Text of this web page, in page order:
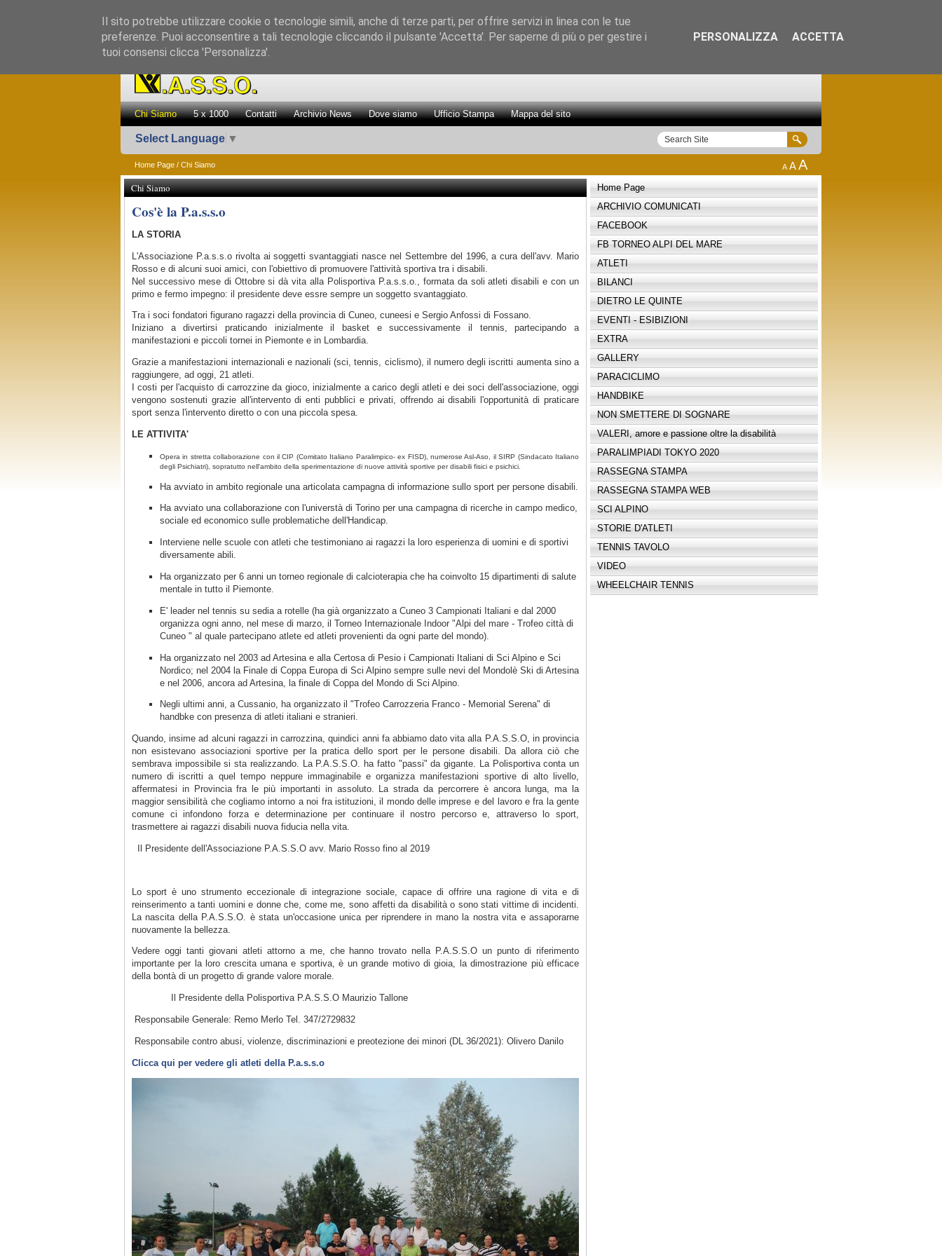
Chi Siamo 5 x 1000 Contatti Archivio News Dove siamo Ufficio Stampa Mappa del sito
Select Language ▼
Home Page / Chi Siamo A A A
Chi Siamo
Cos'è la P.a.s.s.o
LA STORIA
L'Associazione P.a.s.s.o rivolta ai soggetti svantaggiati nasce nel Settembre del 1996, a cura dell'avv. Mario
Rosso e di alcuni suoi amici, con l'obiettivo di promuovere l'attività sportiva tra i disabili.
Nel successivo mese di Ottobre si dà vita alla Polisportiva P.a.s.s.o., formata da soli atleti disabili e con un
primo e fermo impegno: il presidente deve essre sempre un soggetto svantaggiato.
Tra i soci fondatori figurano ragazzi della provincia di Cuneo, cuneesi e Sergio Anfossi di Fossano.
Iniziano a divertirsi praticando inizialmente il basket e successivamente il tennis, partecipando a
manifestazioni e piccoli tornei in Piemonte e in Lombardia.
Grazie a manifestazioni internazionali e nazionali (sci, tennis, ciclismo), il numero degli iscritti aumenta sino a
raggiungere, ad oggi, 21 atleti.
I costi per l'acquisto di carrozzine da gioco, inizialmente a carico degli atleti e dei soci dell'associazione, oggi
vengono sostenuti grazie all'intervento di enti pubblici e privati, offrendo ai disabili l'opportunità di praticare
sport senza l'intervento diretto o con una piccola spesa.
LE ATTIVITA'
Opera in stretta collaborazione con il CIP (Comitato Italiano Paralimpico- ex FISD), numerose Asl-Aso, il SIRP (Sindacato Italiano
degli Psichiatri), sopratutto nell'ambito della sperimentazione di nuove attività sportive per disabili fisici e psichici.
Ha avviato in ambito regionale una articolata campagna di informazione sullo sport per persone disabili.
Ha avviato una collaborazione con l'universtà di Torino per una campagna di ricerche in campo medico,
sociale ed economico sulle problematiche dell'Handicap.
Interviene nelle scuole con atleti che testimoniano ai ragazzi la loro esperienza di uomini e di sportivi
diversamente abili.
Ha organizzato per 6 anni un torneo regionale di calcioterapia che ha coinvolto 15 dipartimenti di salute
mentale in tutto il Piemonte.
E' leader nel tennis su sedia a rotelle (ha già organizzato a Cuneo 3 Campionati Italiani e dal 2000
organizza ogni anno, nel mese di marzo, il Torneo Internazionale Indoor "Alpi del mare - Trofeo città di
Cuneo " al quale partecipano atlete ed atleti provenienti da ogni parte del mondo).
Ha organizzato nel 2003 ad Artesina e alla Certosa di Pesio i Campionati Italiani di Sci Alpino e Sci
Nordico; nel 2004 la Finale di Coppa Europa di Sci Alpino sempre sulle nevi del Mondolè Ski di Artesina
e nel 2006, ancora ad Artesina, la finale di Coppa del Mondo di Sci Alpino.
Negli ultimi anni, a Cussanio, ha organizzato il "Trofeo Carrozzeria Franco - Memorial Serena" di
handbke con presenza di atleti italiani e stranieri.
Quando, insime ad alcuni ragazzi in carrozzina, quindici anni fa abbiamo dato vita alla P.A.S.S.O, in provincia
non esistevano associazioni sportive per la pratica dello sport per le persone disabili. Da allora ciò che
sembrava impossibile si sta realizzando. La P.A.S.S.O. ha fatto "passi" da gigante. La Polisportiva conta un
numero di iscritti a quel tempo neppure immaginabile e organizza manifestazioni sportive di alto livello,
affermatesi in Provincia fra le più importanti in assoluto. La strada da percorrere è ancora lunga, ma la
maggior sensibilità che cogliamo intorno a noi fra istituzioni, il mondo delle imprese e del lavoro e fra la gente
comune ci infondono forza e determinazione per continuare il nostro percorso e, attraverso lo sport,
trasmettere ai ragazzi disabili nuova fiducia nella vita.
Il Presidente dell'Associazione P.A.S.S.O avv. Mario Rosso fino al 2019
Lo sport è uno strumento eccezionale di integrazione sociale, capace di offrire una ragione di vita e di
reinserimento a tanti uomini e donne che, come me, sono affetti da disabilità o sono stati vittime di incidenti.
La nascita della P.A.S.S.O. è stata un'occasione unica per riprendere in mano la nostra vita e assaporarne
nuovamente la bellezza.
Vedere oggi tanti giovani atleti attorno a me, che hanno trovato nella P.A.S.S.O un punto di riferimento
importante per la loro crescita umana e sportiva, è un grande motivo di gioia, la dimostrazione più efficace
della bontà di un progetto di grande valore morale.
Il Presidente della Polisportiva P.A.S.S.O Maurizio Tallone
Responsabile Generale: Remo Merlo Tel. 347/2729832
Responsabile contro abusi, violenze, discriminazioni e preotezione dei minori (DL 36/2021): Olivero Danilo
Clicca qui per vedere gli atleti della P.a.s.s.o
Home Page
ARCHIVIO COMUNICATI
FACEBOOK
FB TORNEO ALPI DEL MARE
ATLETI
BILANCI
DIETRO LE QUINTE
EVENTI - ESIBIZIONI
EXTRA
GALLERY
PARACICLIMO
HANDBIKE
NON SMETTERE DI SOGNARE
VALERI, amore e passione oltre la disabilità
PARALIMPIADI TOKYO 2020
RASSEGNA STAMPA
RASSEGNA STAMPA WEB
SCI ALPINO
STORIE D'ATLETI
TENNIS TAVOLO
VIDEO
WHEELCHAIR TENNIS
Il sito potrebbe utilizzare cookie o tecnologie simili, anche di terze parti, per offrire servizi in linea con le tue
preferenze. Puoi acconsentire a tali tecnologie cliccando il pulsante 'Accetta'. Per saperne di più o per gestire i
tuoi consensi clicca 'Personalizza'.
PERSONALIZZA ACCETTA